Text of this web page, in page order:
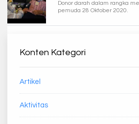
Donor darah dalam rangka
pemuda 28 Oktober 2020.
Konten Kategori
Artikel
Aktivitas